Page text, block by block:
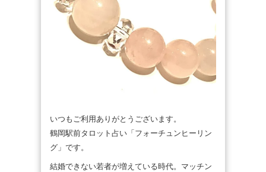
いつもご利用ありがとうございます。
鶴岡駅前タロット占い「フォーチュンヒーリン
グ」です。
結婚できない若者が増えている時代。マッチン